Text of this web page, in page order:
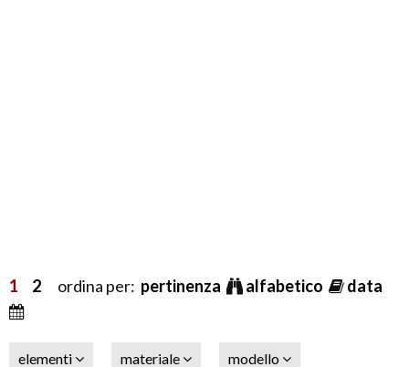
1 2 ordina per: pertinenza alfabetico data
elementi materiale
modello